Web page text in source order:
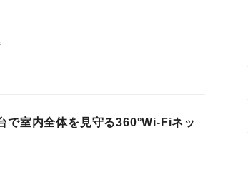
室内全体を見守る360°Wi-Fiネッ